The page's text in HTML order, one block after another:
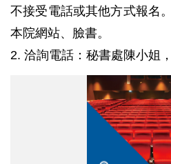
不接受電話或其他方式報名
本院網站、臉書。
2. 洽詢電話：秘書處陳小姐